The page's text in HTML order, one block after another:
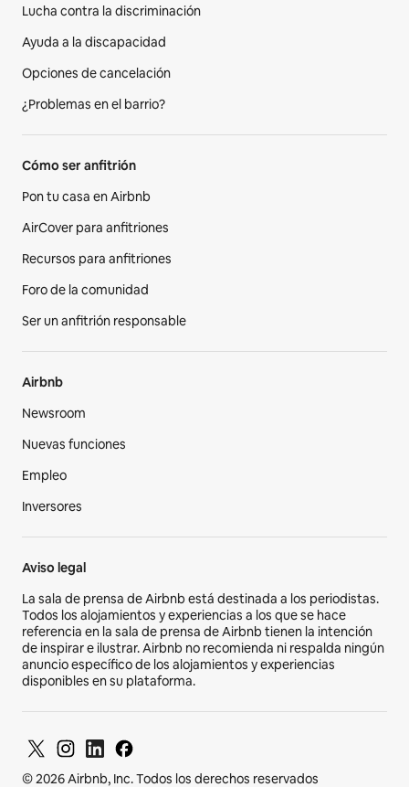
Lucha contra la discriminación
Ayuda a la discapacidad
Opciones de cancelación
¿Problemas en el barrio?
Cómo ser anfitrión
Pon tu casa en Airbnb
AirCover para anfitriones
Recursos para anfitriones
Foro de la comunidad
Ser un anfitrión responsable
Airbnb
Newsroom
Nuevas funciones
Empleo
Inversores
Aviso legal
La sala de prensa de Airbnb está destinada a los periodistas.
Todos los alojamientos y experiencias a los que se hace
referencia en la sala de prensa de Airbnb tienen la intención
de inspirar e ilustrar. Airbnb no recomienda ni respalda ningún
anuncio específico de los alojamientos y experiencias
disponibles en su plataforma.
© 2026 Airbnb, Inc. Todos los derechos reservados